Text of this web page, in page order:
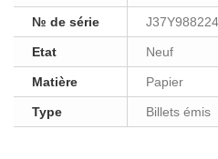
№ de série J37Y988224
Etat Neuf
Matière Papier
Type Billets émis